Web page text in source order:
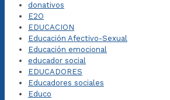
donativos
E2O
EDUCACION
Educación Afectivo-Sexual
Educación emocional
educador social
EDUCADORES
Educadores sociales
Educo